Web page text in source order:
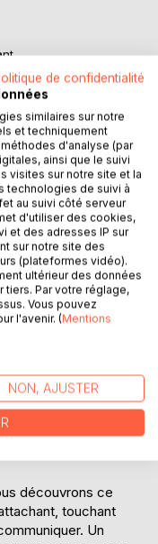
Deaf Tong et va
Tong, un
de Sher­lock Holmes
d'un Britannique
découvrons ce
touchant
Un
de confidentialité
similaires sur notre
et techniquement
d'analyse (par
ainsi que le suivi
visites sur notre site et la
technologies de suivi à
au suivi côté serveur
d'utiliser des cookies,
et des adresses IP sur
sur notre site des
(plateformes vidéo).
ultérieur des données
tiers. Par votre réglage,
Vous pouvez
l'avenir. (Mentions
NON, AJUSTER